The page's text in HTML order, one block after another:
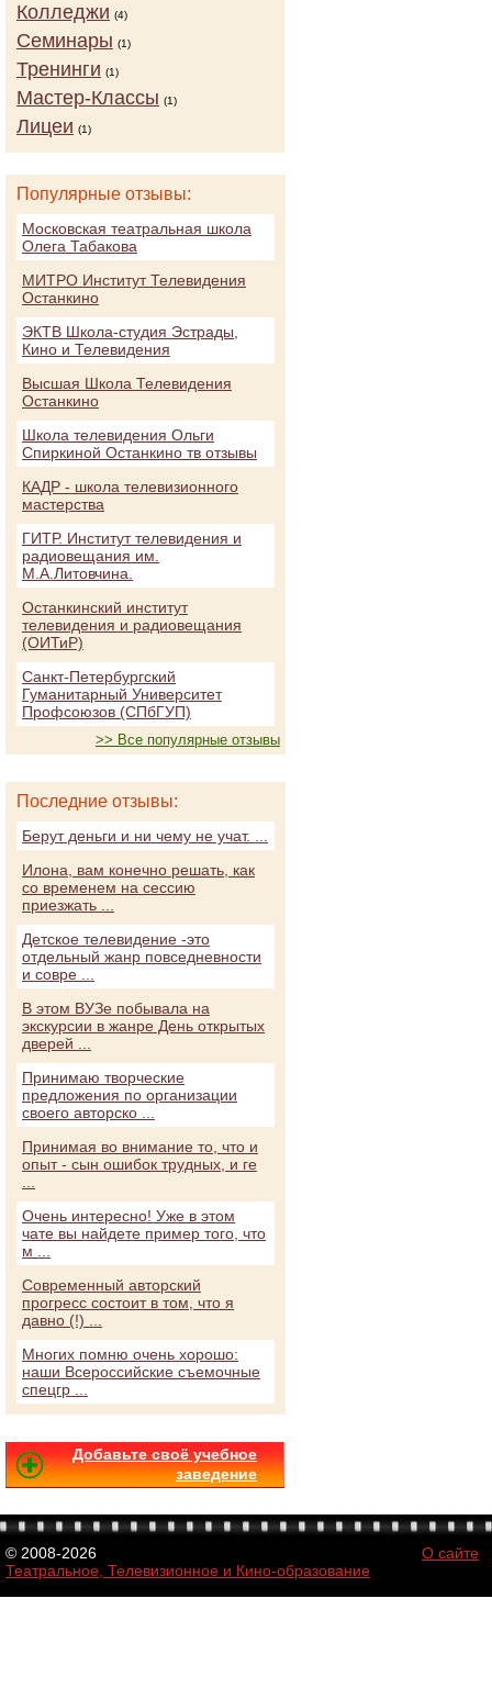
Колледжи (4)
Семинары (1)
Тренинги (1)
Мастер-Классы (1)
Лицеи (1)
Популярные отзывы:
Московская театральная школа
Олега Табакова
МИТРО Институт Телевидения
Останкино
ЭКТВ Школа-студия Эстрады,
Кино и Телевидения
Высшая Школа Телевидения
Останкино
Школа телевидения Ольги
Спиркиной Останкино тв отзывы
КАДР - школа телевизионного
мастерства
ГИТР. Институт телевидения и
радиовещания им.
М.А.Литовчина.
Останкинский институт
телевидения и радиовещания
(ОИТиР)
Санкт-Петербургский
Гуманитарный Университет
Профсоюзов (СПбГУП)
>> Все популярные отзывы
Последние отзывы:
Берут деньги и ни чему не учат. ...
Илона, вам конечно решать, как
со временем на сессию
приезжать ...
Детское телевидение -это
отдельный жанр повседневности
и совре ...
В этом ВУЗе побывала на
экскурсии в жанре День открытых
дверей ...
Принимаю творческие
предложения по организации
своего авторско ...
Принимая во внимание то, что и
опыт - сын ошибок трудных, и ге
Очень интересно! Уже в этом
чате вы найдете пример того, что
м ...
Современный авторский
прогресс состоит в том, что я
давно (!) ...
Многих помню очень хорошо:
наши Всероссийские съемочные
спецгр ...
Добавьте своё учебное
заведение
© 2008-2026
Театральное, Телевизионное и Кино-образование
О сайте